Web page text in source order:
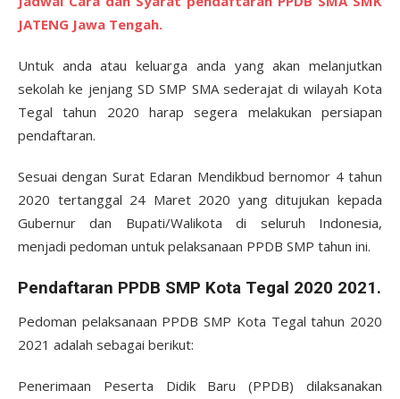
JATENG Jawa Tengah.
Untuk anda atau keluarga anda yang akan melanjutkan
sekolah ke jenjang SD SMP SMA sederajat di wilayah Kota
Tegal tahun 2020 harap segera melakukan persiapan
pendaftaran.
Sesuai dengan Surat Edaran Mendikbud bernomor 4 tahun
2020 tertanggal 24 Maret 2020 yang ditujukan kepada
Gubernur dan Bupati/Walikota di seluruh Indonesia,
menjadi pedoman untuk pelaksanaan PPDB SMP tahun ini.
Pendaftaran PPDB SMP Kota Tegal 2020 2021.
Pedoman pelaksanaan PPDB SMP Kota Tegal tahun 2020
2021 adalah sebagai berikut:
Penerimaan Peserta Didik Baru (PPDB) dilaksanakan